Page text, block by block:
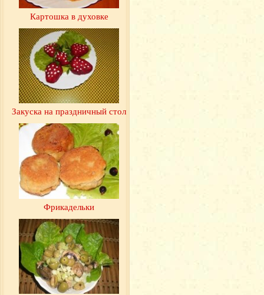
Картошка в духовке
Закуска на праздничный стол
Фрикадельки